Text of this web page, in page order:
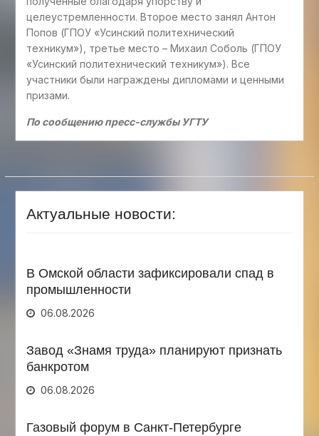
целеустремленности. Второе место занял Антон
Попов (ГПОУ «Усинский политехнический
техникум»), третье место – Михаил Соболь (ГПОУ
«Усинский политехнический техникум»). Все
участники были награждены дипломами и ценными
призами.
По сообщению пресс-службы УГТУ
Актуальные новости:
В Омской области зафиксировали спад в
промышленности
06.08.2026
Завод «Знамя труда» планируют признать
банкротом
06.08.2026
Газовый форум в Санкт-Петербурге